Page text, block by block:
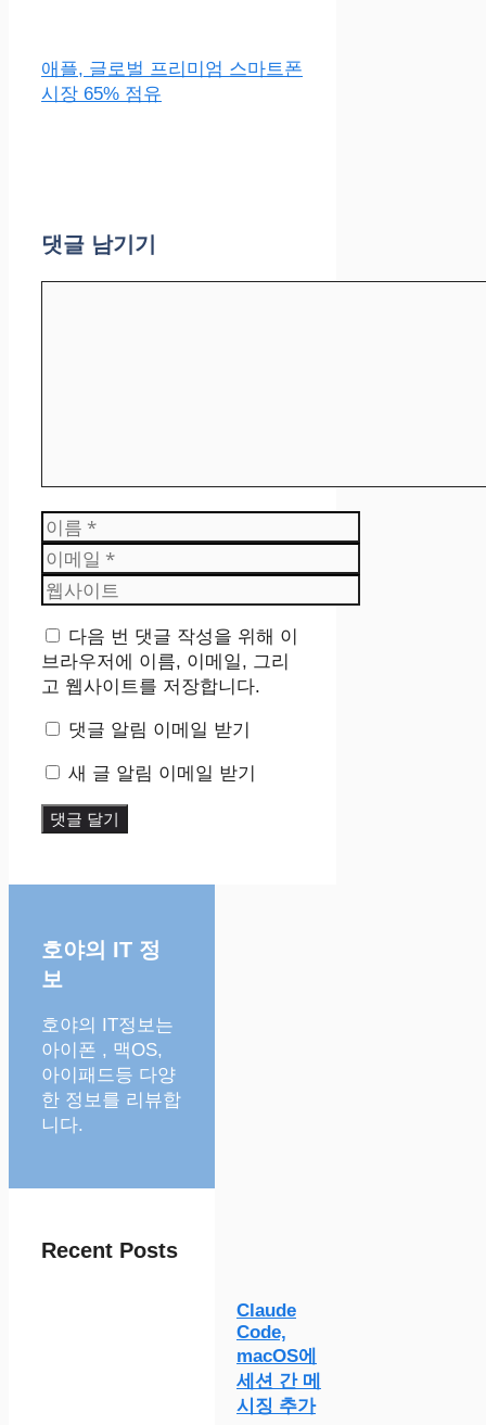
애플, 글로벌 프리미엄 스마트폰
시장 65% 점유
댓글 남기기
이
름
이
메
일
웹
사
이
트
다음 번 댓글 작성을 위해 이
브라우저에 이름, 이메일, 그리
고 웹사이트를 저장합니다.
댓글 알림 이메일 받기
새 글 알림 이메일 받기
호야의 IT 정
보
호야의 IT정보는
아이폰 , 맥OS,
아이패드등 다양
한 정보를 리뷰합
니다.
Recent Posts
Claude
Code,
macOS에
세션 간 메
시징 추가